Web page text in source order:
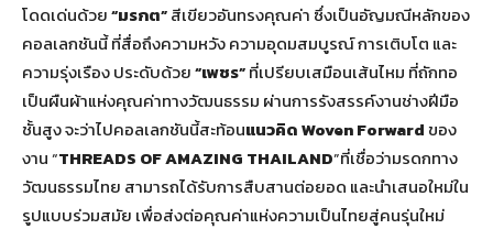
โดดเด่นด้วย“มรกต”สีเขียวอันทรงคุณค่า ซึ่งเป็นอัญมณีหลักของ
คอลเลกชันนี้ ที่สื่อถึงความหวัง ความอุดมสมบูรณ์ การเติบโต และ
ความรุ่งเรือง ประดับด้วย“เพชร”ที่เปรียบเสมือนเส้นไหม ที่ถักทอ
เป็นผืนผ้าแห่งคุณค่าทางวัฒนธรรม ผ่านการรังสรรค์งานช่างฝีมือ
ชั้นสูง จะว่าไปคอลเลกชันนี้สะท้อนแนวคิดWoven Forwardของ
งาน “THREADS OF AMAZING THAILAND”ที่เชื่อว่ามรดกทาง
วัฒนธรรมไทย สามารถได้รับการสืบสานต่อยอด และนำเสนอใหม่ใน
รูปแบบร่วมสมัย เพื่อส่งต่อคุณค่าแห่งความเป็นไทยสู่คนรุ่นใหม่